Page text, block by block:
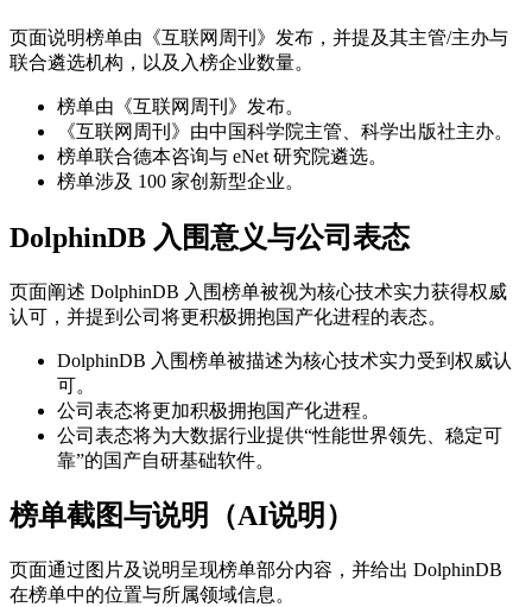
页面说明榜单由《互联网周刊》发布，并提及其主管/主办与
联合遴选机构，以及入榜企业数量。
榜单由《互联网周刊》发布。
《互联网周刊》由中国科学院主管、科学出版社主办。
榜单联合德本咨询与 eNet 研究院遴选。
榜单涉及 100 家创新型企业。
DolphinDB 入围意义与公司表态
页面阐述 DolphinDB 入围榜单被视为核心技术实力获得权威
认可，并提到公司将更积极拥抱国产化进程的表态。
DolphinDB 入围榜单被描述为核心技术实力受到权威认
可。
公司表态将更加积极拥抱国产化进程。
公司表态将为大数据行业提供“性能世界领先、稳定可
靠”的国产自研基础软件。
榜单截图与说明（AI说明）
页面通过图片及说明呈现榜单部分内容，并给出 DolphinDB
在榜单中的位置与所属领域信息。